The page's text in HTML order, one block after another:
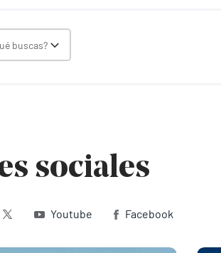
Toggle Select
buscas?
sociales
Twitter (X)Youtube Facebook